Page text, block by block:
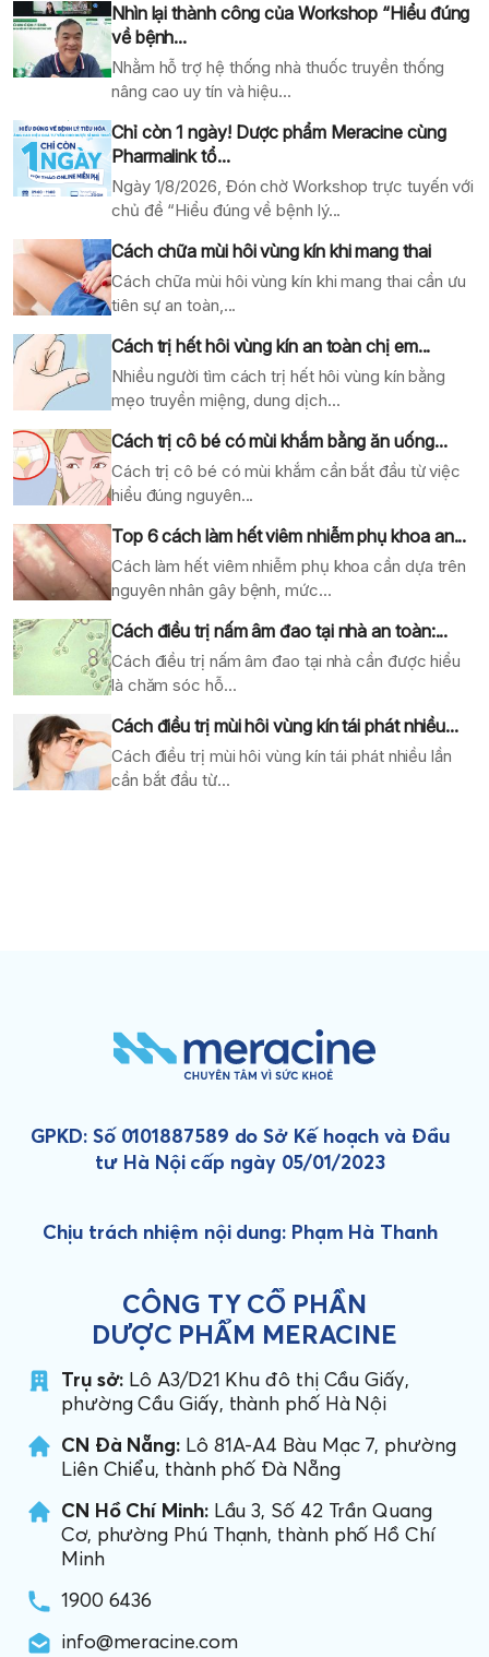
Nhìn lại thành công của Workshop “Hiểu đúng
về bệnh...
Nhằm hỗ trợ hệ thống nhà thuốc truyền thống
nâng cao uy tín và hiệu...
Chỉ còn 1 ngày! Dược phẩm Meracine cùng
Pharmalink tổ...
Ngày 1/8/2026, Đón chờ Workshop trực tuyến với
chủ đề “Hiểu đúng về bệnh lý...
Cách chữa mùi hôi vùng kín khi mang thai
Cách chữa mùi hôi vùng kín khi mang thai cần ưu
tiên sự an toàn,...
Cách trị hết hôi vùng kín an toàn chị em...
Nhiều người tìm cách trị hết hôi vùng kín bằng
mẹo truyền miệng, dung dịch...
Cách trị cô bé có mùi khắm bằng ăn uống...
Cách trị cô bé có mùi khắm cần bắt đầu từ việc
hiểu đúng nguyên...
Top 6 cách làm hết viêm nhiễm phụ khoa an...
Cách làm hết viêm nhiễm phụ khoa cần dựa trên
nguyên nhân gây bệnh, mức...
Cách điều trị nấm âm đao tại nhà an toàn:...
Cách điều trị nấm âm đao tại nhà cần được hiểu
là chăm sóc hỗ...
Cách điều trị mùi hôi vùng kín tái phát nhiều...
Cách điều trị mùi hôi vùng kín tái phát nhiều lần
cần bắt đầu từ...
GPKD: Số 0101887589 do Sở Kế hoạch và Đầu
tư Hà Nội cấp ngày 05/01/2023
Chịu trách nhiệm nội dung: Phạm Hà Thanh
CÔNG TY CỔ PHẦN
DƯỢC PHẨM MERACINE
Trụ sở: Lô A3/D21 Khu đô thị Cầu Giấy,
phường Cầu Giấy, thành phố Hà Nội
CN Đà Nẵng: Lô 81A-A4 Bàu Mạc 7, phường
Liên Chiểu, thành phố Đà Nẵng
CN Hồ Chí Minh:Lầu 3, Số 42 Trần Quang
Cơ, phường Phú Thạnh, thành phố Hồ Chí
Minh
1900 6436
info@meracine.com